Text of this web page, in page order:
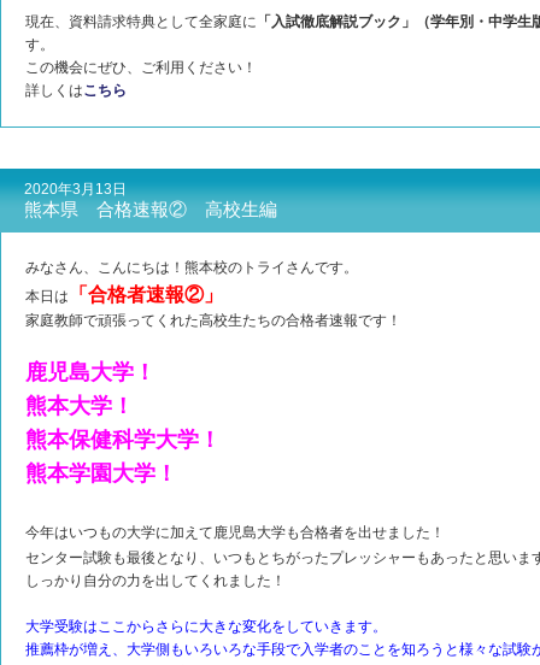
現在、資料請求特典として全家庭に 「入試徹底解説ブック」（学年別・中学生
す。
この機会にぜひ、ご利用ください！
詳しくはこちら
2020年3月13日
熊本県 合格速報② 高校生編
みなさん、こんにちは！熊本校のトライさんです。
本日は
「合格者速報②」
家庭教師で頑張ってくれた高校生たちの合格者速報です！
鹿児島大学！
熊本大学！
熊本保健科学大学！
熊本学園大学！
今年はいつもの大学に加えて鹿児島大学も合格者を出せました！
センター試験も最後となり、いつもとちがったプレッシャーもあったと思いま
しっかり自分の力を出してくれました！
大学受験はここからさらに大きな変化をしていきます。
推薦枠が増え、大学側もいろいろな手段で入学者のことを知ろうと様々な試験